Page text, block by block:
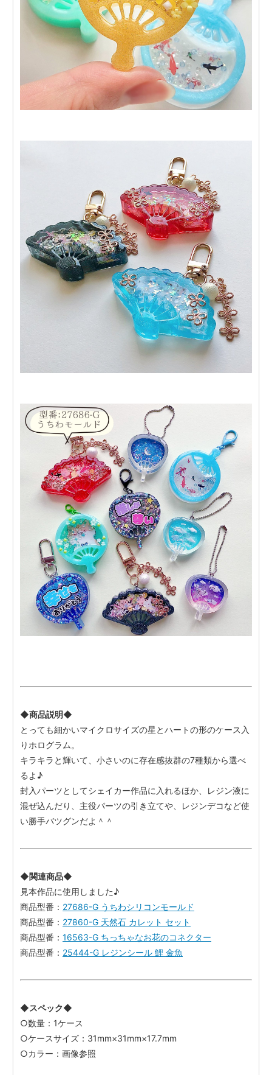
◆商品説明◆
とっても細かいマイクロサイズの星とハートの形のケース入
りホログラム。
キラキラと輝いて、小さいのに存在感抜群の7種類から選べ
るよ♪
封入パーツとしてシェイカー作品に入れるほか、レジン液に
混ぜ込んだり、主役パーツの引き立てや、レジンデコなど使
い勝手バツグンだよ＾＾
◆関連商品◆
見本作品に使用しました♪
商品型番： 27686-G うちわシリコンモールド
商品型番： 27860-G 天然石 カレット セット
商品型番： 16563-G ちっちゃなお花のコネクター
商品型番： 25444-G レジンシール 鯉 金魚
◆スペック◆
○数量：1ケース
○ケースサイズ：31mm×31mm×17.7mm
○カラー：画像参照